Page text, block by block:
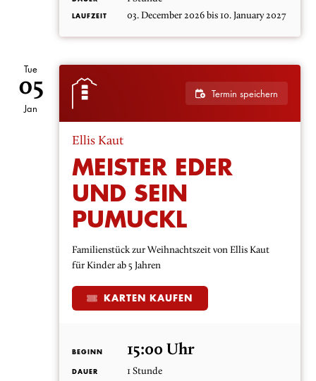
LAUFZEIT 03. December 2026 bis 10. January 2027
Tue
05
Jan
Termin speichern
Ellis Kaut
MEISTER EDER
UND SEIN
PUMUCKL
Familienstück zur Weihnachtszeit von Ellis Kaut
für Kinder ab 5 Jahren
KARTEN KAUFEN
BEGINN 15:00 Uhr
DAUER 1 Stunde